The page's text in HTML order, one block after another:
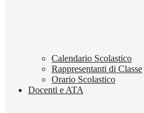
Calendario Scolastico
Rappresentanti di Classe
Orario Scolastico
Docenti e ATA